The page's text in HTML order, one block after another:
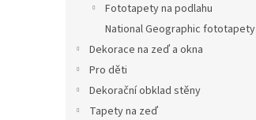
Fototapety na podlahu
National Geographic fototapety
Dekorace na zeď a okna
Pro děti
Dekorační obklad stěny
Tapety na zeď